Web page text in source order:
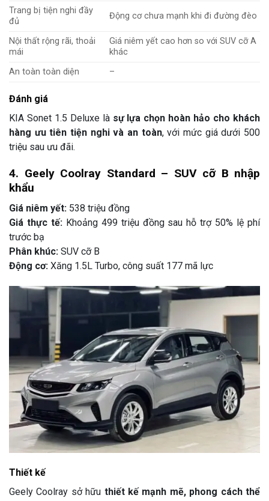
Trang bị tiện nghi đầy
đủ
Động cơ chưa mạnh khi đi đường đèo
Nội thất rộng rãi, thoải
mái
Giá niêm yết cao hơn so với SUV cỡ A
khác
An toàn toàn diện
–
Đánh giá
KIA Sonet 1.5 Deluxe là sự lựa chọn hoàn hảo cho khách
hàng ưu tiên tiện nghi và an toàn, với mức giá dưới 500
triệu sau ưu đãi.
4. Geely Coolray Standard – SUV cỡ B nhập
khẩu
Giá niêm yết: 538 triệu đồng
Giá thực tế:Khoảng 499 triệu đồng sau hỗ trợ 50% lệ phí
trước bạ
Phân khúc: SUV cỡ B
Động cơ: Xăng 1.5L Turbo, công suất 177 mã lực
Thiết kế
Geely Coolray sở hữu thiết kế mạnh mẽ, phong cách thể